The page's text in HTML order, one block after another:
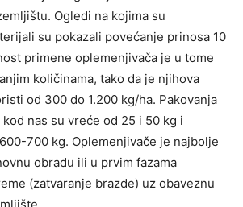
Ogledi na kojima su
su pokazali povećanje prinosa 10
primene oplemenjivača je u tome
količinama, tako da je njihova
od 300 do 1.200 kg/ha. Pakovanja
nas su vreće od 25 i 50 kg i
700 kg. Oplemenjivače je najbolje
obradu ili u prvim fazama
(zatvaranje brazde) uz obaveznu